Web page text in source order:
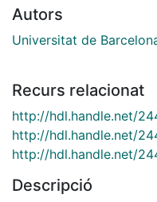
Autors
Universitat de
Recurs relacionat
http://hdl.handle.net/
http://hdl.handle.net/
http://hdl.handle.net/
Descripció